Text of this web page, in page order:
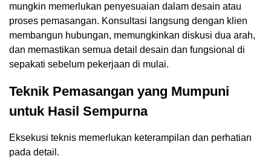
mungkin memerlukan penyesuaian dalam desain atau
proses pemasangan. Konsultasi langsung dengan klien
membangun hubungan, memungkinkan diskusi dua arah,
dan memastikan semua detail desain dan fungsional di
sepakati sebelum pekerjaan di mulai.
Teknik Pemasangan yang Mumpuni
untuk Hasil Sempurna
Eksekusi teknis memerlukan keterampilan dan perhatian
pada detail.